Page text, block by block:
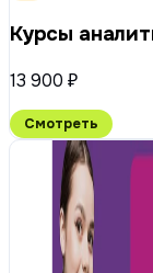
Курсы
13 900 ₽
Смотреть